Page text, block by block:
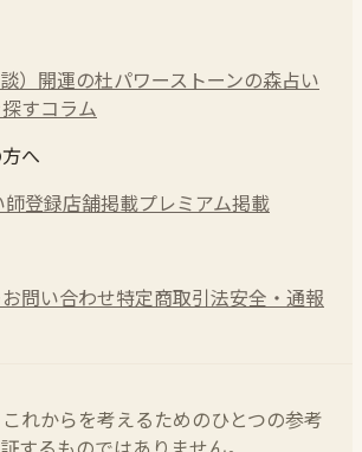
） 開運の杜パワーストーンの森占い
すコラム
へ
師登録店舗掲載プレミアム掲載
お問い合わせ特定商取引法安全・通報
れからを考えるためのひとつの参考